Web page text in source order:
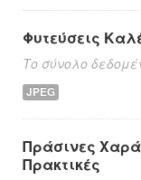
Φυτεύσεις
Το σύνολο
JPEG
Πράσινες
Πρακτικές